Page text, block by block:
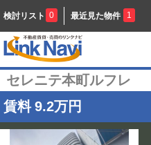
検討リスト 0 最近見た物件 1
セレニテ本町ルフレ
賃料 9.2万円